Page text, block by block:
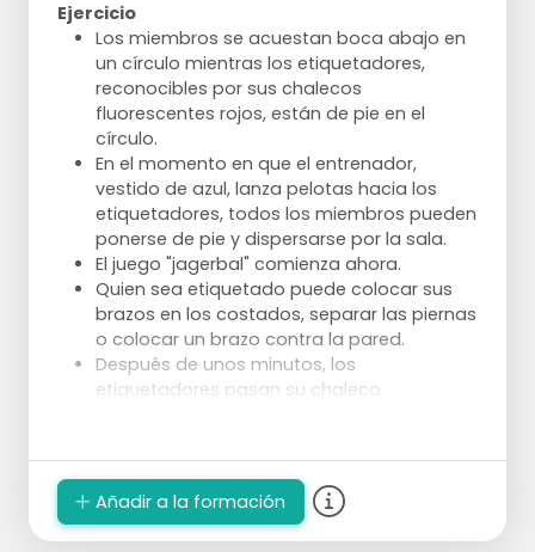
Ejercicio
Los miembros se acuestan boca abajo en
un círculo mientras los etiquetadores,
reconocibles por sus chalecos
fluorescentes rojos, están de pie en el
círculo.
En el momento en que el entrenador,
vestido de azul, lanza pelotas hacia los
etiquetadores, todos los miembros pueden
ponerse de pie y dispersarse por la sala.
El juego "jagerbal" comienza ahora.
Quien sea etiquetado puede colocar sus
brazos en los costados, separar las piernas
o colocar un brazo contra la pared.
Después de unos minutos, los
etiquetadores pasan su chaleco
Spelbezichtiging
Añadir a la formación